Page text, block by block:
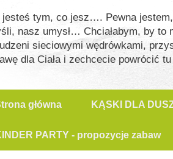
jesteś tym, co jesz…. Pewna
nasz umysł… Chciałabym, by to
sieciowymi wędrówkami,
dla Ciała i zechcecie powrócić
główna KĄSKI DLA
PARTY - propozycje zabaw